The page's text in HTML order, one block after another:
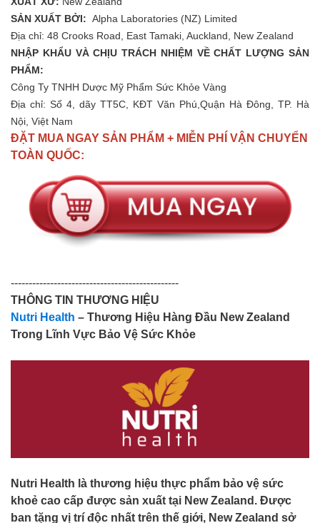
SẢN XUẤT BỞI: Alpha Laboratories (NZ) Limited
Địa chỉ: 48 Crooks Road, East Tamaki, Auckland, New Zealand
NHẬP KHẨU VÀ CHỊU TRÁCH NHIỆM VỀ CHẤT LƯỢNG SẢN
PHẨM:
Công Ty TNHH Dược Mỹ Phẩm Sức Khỏe Vàng
Địa chỉ: Số 4, dãy TT5C, KĐT Văn Phú,Quận Hà Đông, TP. Hà
Nội, Việt Nam
ĐẶT MUA NGAY SẢN PHẨM + MIỄN PHÍ VẬN CHUYỂN
TOÀN QUỐC:
-----------------------------------------------
THÔNG TIN THƯƠNG HIỆU
Nutri Health – Thương Hiệu Hàng Đầu New Zealand
Trong Lĩnh Vực Bảo Vệ Sức Khỏe
Nutri Health là thương hiệu thực phẩm bảo vệ sức
khoẻ cao cấp được sản xuất tại New Zealand. Được
ban tặng vị trí độc nhất trên thế giới, New Zealand sở